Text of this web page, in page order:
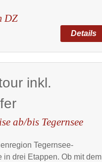
DZ
inkl.
ab/bis Tegernsee
Tegernsee-
drei Etappen. Ob mit dem